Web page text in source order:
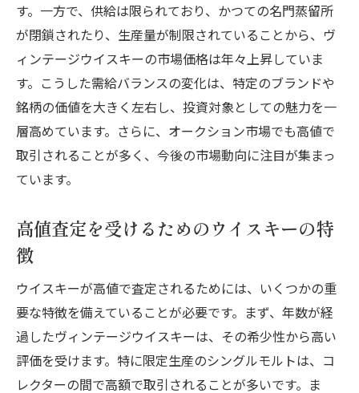
す。一方で、供給は限られており、かつての名門蒸留所
が閉鎖されたり、生産量が制限されていることから、ヴ
ィンテージウイスキーの市場価格は年々上昇していま
す。こうした需給バランスの変化は、特定のブランドや
銘柄の価値を大きく左右し、投資対象としての魅力を一
層高めています。さらに、オークション市場でも高値で
取引されることが多く、今後の市場動向に注目が集まっ
ています。
高値査定を受けるためのウイスキーの特
徴
ウイスキーが高値で査定されるためには、いくつかの重
要な特徴を備えていることが必要です。まず、年数が経
過したヴィンテージウイスキーは、その希少性から高い
評価を受けます。特に限定生産のシングルモルトは、コ
レクターの間で高額で取引されることが多いです。ま